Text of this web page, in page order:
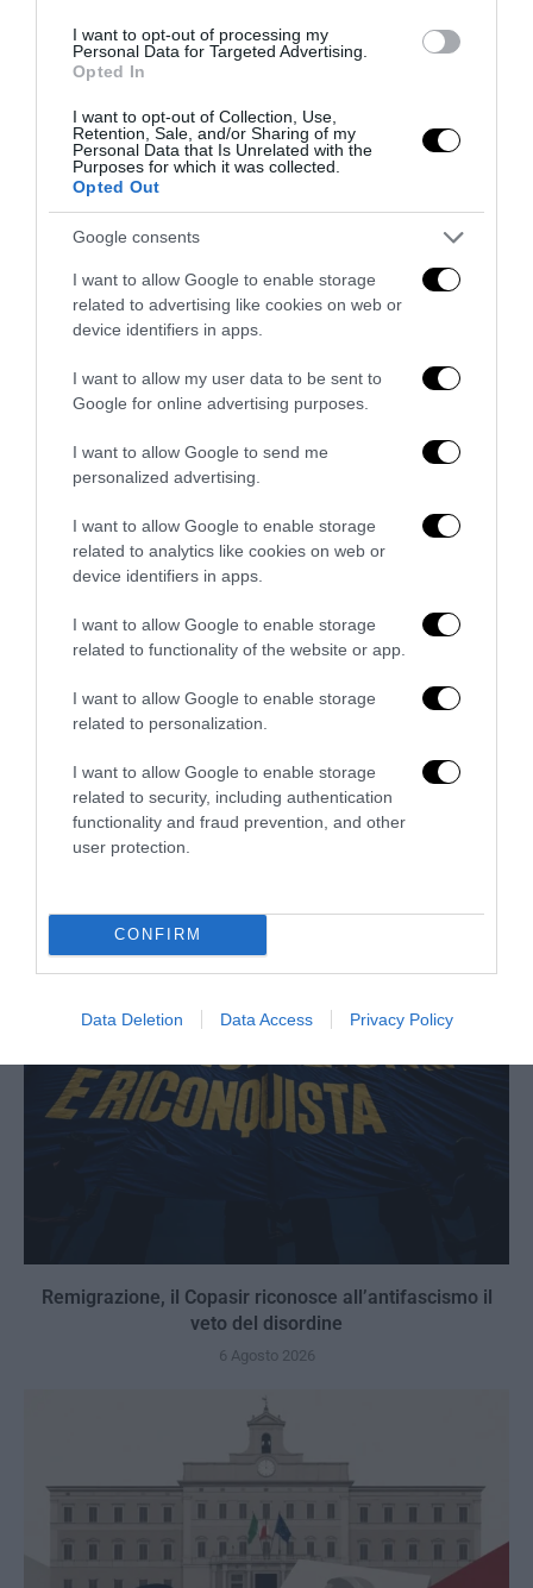
I want to opt-out of processing my
Personal Data for Targeted Advertising.
Opted In
I want to opt-out of Collection, Use,
Retention, Sale, and/or Sharing of my
Personal Data that Is Unrelated with the
Purposes for which it was collected.
Opted Out
Google consents
I want to allow Google to enable storage
related to advertising like cookies on web or
device identifiers in apps.
I want to allow my user data to be sent to
Google for online advertising purposes.
I want to allow Google to send me
personalized advertising.
I want to allow Google to enable storage
related to analytics like cookies on web or
device identifiers in apps.
I want to allow Google to enable storage
related to functionality of the website or app.
I want to allow Google to enable storage
related to personalization.
I want to allow Google to enable storage
related to security, including authentication
functionality and fraud prevention, and other
user protection.
CONFIRM
Data Deletion Data Access Privacy Policy
Addio a Francesco Guccini: stronzo, poeta e buffone di
7 Agosto 2026
Bonaccini e il mito delle barricate di Parma: quando
Remigrazione, il Copasir riconosce all’antifascismo il
veto del disordine
6 Agosto 2026